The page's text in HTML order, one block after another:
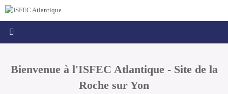
Passer
au
principal
Bienvenue à l'ISFEC Atlantique - Site de la
Roche sur Yon